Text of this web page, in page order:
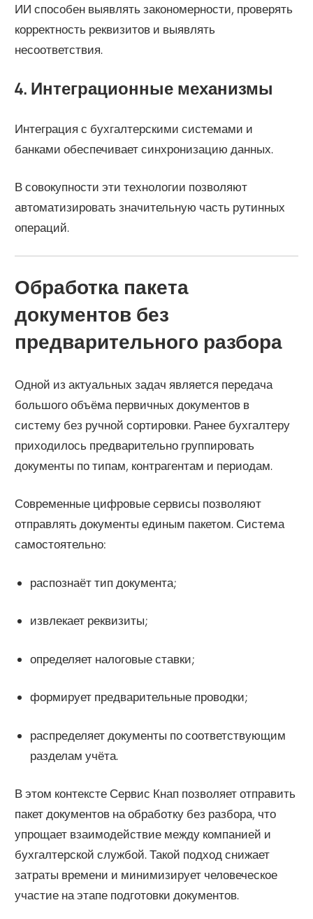
ИИ способен выявлять закономерности, проверять
корректность реквизитов и выявлять
несоответствия.
4. Интеграционные механизмы
Интеграция с бухгалтерскими системами и
банками обеспечивает синхронизацию данных.
В совокупности эти технологии позволяют
автоматизировать значительную часть рутинных
операций.
Обработка пакета
документов без
предварительного разбора
Одной из актуальных задач является передача
большого объёма первичных документов в
систему без ручной сортировки. Ранее бухгалтеру
приходилось предварительно группировать
документы по типам, контрагентам и периодам.
Современные цифровые сервисы позволяют
отправлять документы единым пакетом. Система
самостоятельно:
распознаёт тип документа;
извлекает реквизиты;
определяет налоговые ставки;
формирует предварительные проводки;
распределяет документы по соответствующим
разделам учёта.
В этом контексте Сервис Кнап позволяет отправить
пакет документов на обработку без разбора, что
упрощает взаимодействие между компанией и
бухгалтерской службой. Такой подход снижает
затраты времени и минимизирует человеческое
участие на этапе подготовки документов.